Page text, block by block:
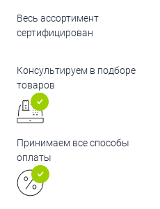
Весь ассортимент
сертифицирован
Консультируем в подборе
товаров
Принимаем все способы
оплаты